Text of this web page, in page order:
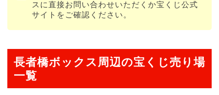
スに直接お問い合わせいただくか宝くじ公式
サイトをご確認ください。
長者橋ボックス周辺の宝くじ売り場
一覧